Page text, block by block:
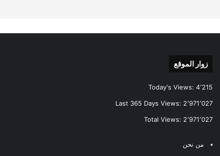
زوار الموقع
Today's Views: 4٬215
Last 365 Days Views: 2٬971٬027
Total Views: 2٬971٬027
من نحن